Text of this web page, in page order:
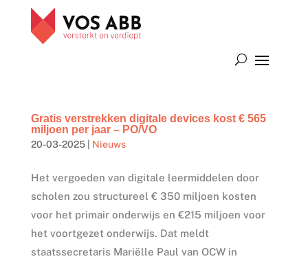
Gratis verstrekken digitale devices kost € 565
miljoen per jaar – PO/VO
20-03-2025| Nieuws
Het vergoeden van digitale leermiddelen door
scholen zou structureel € 350 miljoen kosten
voor het primair onderwijs en €215 miljoen voor
het voortgezet onderwijs. Dat meldt
staatssecretaris Mariëlle Paul van OCW in